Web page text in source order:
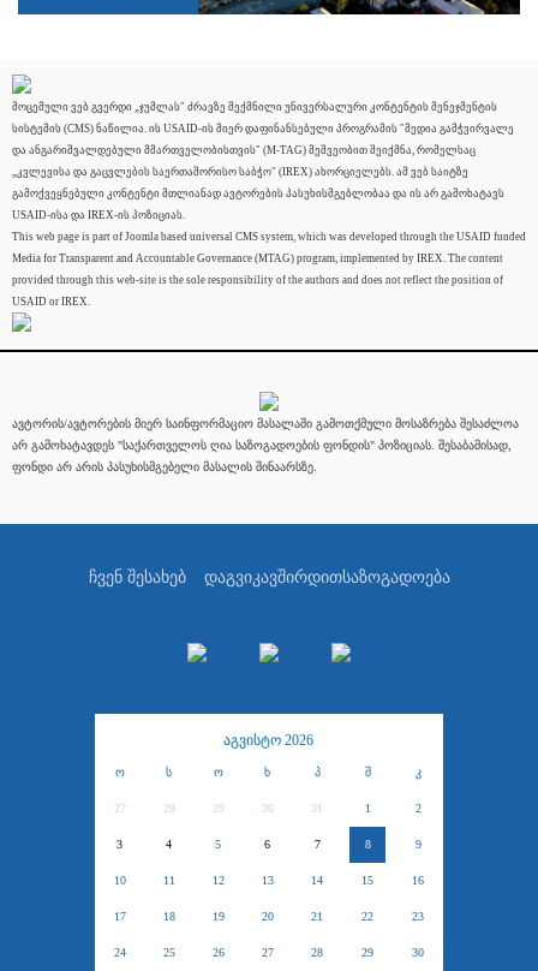
მოცემული ვებ გვერდი „ჯუმლას" ძრავზე შექმნილი უნივერსალური კონტენტის მენეჯმენტის
სისტემის (CMS) ნაწილია. ის USAID-ის მიერ დაფინანსებული პროგრამის "მედია გამჭვირვალე
და ანგარიშვალდებული მმართველობისთვის" (M-TAG) მეშვეობით შეიქმნა, რომელსაც
„კვლევისა და გაცვლების საერთაშორისო საბჭო" (IREX) ახორციელებს. ამ ვებ საიტზე
გამოქვეყნებული კონტენტი მთლიანად ავტორების პასუხისმგებლობაა და ის არ გამოხატავს
USAID-ისა და IREX-ის პოზიციას.
This web page is part of Joomla based universal CMS system, which was developed through the USAID funded
Media for Transparent and Accountable Governance (MTAG) program, implemented by IREX. The content
provided through this web-site is the sole responsibility of the authors and does not reflect the position of
USAID or IREX.
ავტორის/ავტორების მიერ საინფორმაციო მასალაში გამოთქმული მოსაზრება შესაძლოა
არ გამოხატავდეს "საქართველოს ღია საზოგადოების ფონდის" პოზიციას. შესაბამისად,
ფონდი არ არის პასუხისმგებელი მასალის შინაარსზე.
ჩვენ შესახებ დაგვიკავშირდითსაზოგადოება
აგვისტო 2026
ო ს ო ხ პ შ კ
27 28 29 30 31 1 2
3 4 5 6 7 8 9
10 11 12 13 14 15 16
17 18 19 20 21 22 23
24 25 26 27 28 29 30